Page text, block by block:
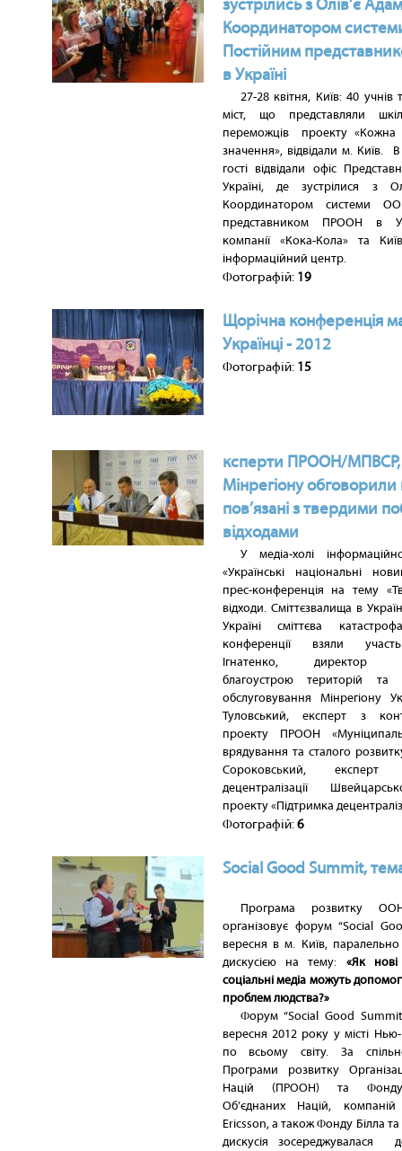
зустрілись з Олів’є
Координатором
Постійним
в Україні
27-28 квітня, Київ: 40 учнів
міст, що представляли
переможців проекту «Кожна
значення», відвідали м. Київ.
гості відвідали офіс
Україні, де зустрілися з
Координатором системи
представником ПРООН в
компанії «Кока-Кола» та
інформаційний центр.
Фотографій: 19
Щорічна конференція
Українці - 2012
Фотографій: 15
ксперти ПРООН/МПВСР,
Мінрегіону
пов’язані з твердими
відходами
У медіа-холі
«Українські національні
прес-конференція на тему
відходи. Сміттєзвалища в
Україні сміттєва
конференції взяли
Ігнатенко, директор
благоустрою територій та
обслуговування Мінрегіону
Туловський, експерт з
проекту ПРООН
врядування та сталого
Сороковський,
децентралізації
проекту «Підтримка
Фотографій:6
Social Good Summit,
Програма розвитку
організовує форум “Social
вересня в м. Київ,
дискусією на тему: «Як нові
соціальні медіа можуть
проблем людства?»
Форум “Social Good
вересня 2012 року у місті
по всьому світу. За
Програми розвитку
Націй (ПРООН) та Фонду
Об’єднаних Націй,
Ericsson, а також Фонду Білла
дискусія зосереджувалася